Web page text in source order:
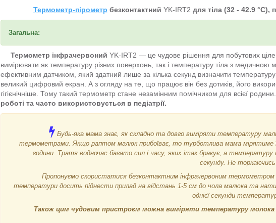
Термометр-пірометр безконтактний YK-IRT2 для тіла (32 - 42.9 °C),
Загальна:
Термометр інфрачервоний YK-IRT2 — це чудове рішення для побутових
вимірювати як температуру різних поверхонь, так і температуру тіла з медичною
ефективним датчиком, який здатний лише за кілька секунд визначити
великий цифровий екран. А з огляду на те, що працює він без дотиків, його
гігієнічніше. Тому такий термометр стане незамінним помічником для всієї родини.
роботі та часто використовується в педіатрії.
Будь-яка мама знає, як складно та довго виміряти температуру
термометрами. Якщо раптом малюк прибоїває, то турботлива мама мірятиме
години. Тратя водночас багато сил і часу, яких ітак бракує, а
секунду. Не
Пропонуємо скористатися безконтактним інфрачервоним термометром
температури досить піднести прилад на відстань 1-5 см до чола малюка та
однієї секунди
Також цим чудовим пристроєм можна виміряти температуру молока